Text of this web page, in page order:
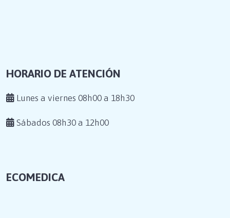
HORARIO DE ATENCIÓN
Lunes a viernes 08h00 a 18h30
Sábados 08h30 a 12h00
ECOMEDICA